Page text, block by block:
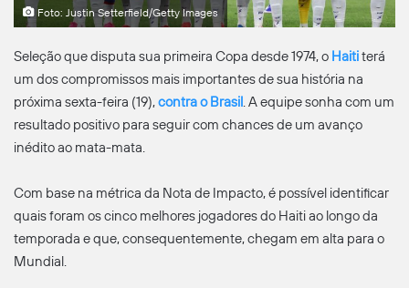
Foto: Justin Setterfield/Getty Images
Seleção que disputa sua primeira Copa desde 1974, o Haititerá
um dos compromissos mais importantes de sua história na
próxima sexta-feira (19),contra o Brasil. A equipe sonha com um
resultado positivo para seguir com chances de um avanço
inédito ao mata-mata.
Com base na métrica da Nota de Impacto, é possível identificar
quais foram os cinco melhores jogadores do Haiti ao longo da
temporada e que, consequentemente, chegam em alta para o
Mundial.